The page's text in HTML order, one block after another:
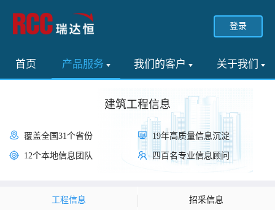
登录
首页 产品服务 我们的客户 关于我们
建筑工程信息
覆盖全国31个省份
12个本地信息团队
19年高质量信息沉淀
四百名专业信息顾问
工程信息 招采信息